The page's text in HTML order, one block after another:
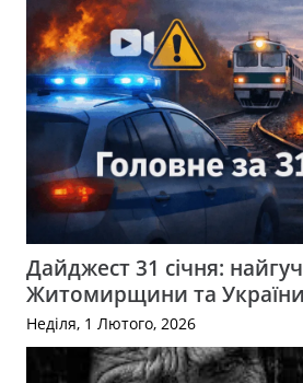
Дайджест 31 січня:
Житомирщини та України
Неділя, 1 Лютого, 2026